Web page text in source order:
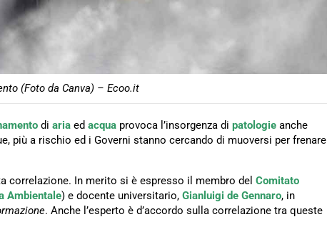
(Foto da Canva) – Ecoo.it
di aria ed acqua provoca l’insorgenza di patologie anche
più a rischio ed i Governi stanno cercando di muoversi per frenare
correlazione. In merito si è espresso il membro del Comitato
Ambientale) e docente universitario, Gianluigi de Gennaro, in
. Anche l’esperto è d’accordo sulla correlazione tra queste